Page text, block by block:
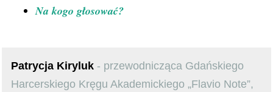
Na kogo głosować?
Patrycja Kiryluk - przewodnicząca Gdańskiego
Harcerskiego Kręgu Akademickiego „Flavio Note”,